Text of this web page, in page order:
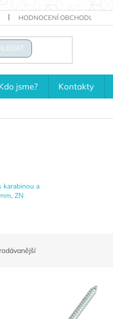
HODNOCENÍ OBCHODU
jsme? Kontakty
karabinou a
ZN